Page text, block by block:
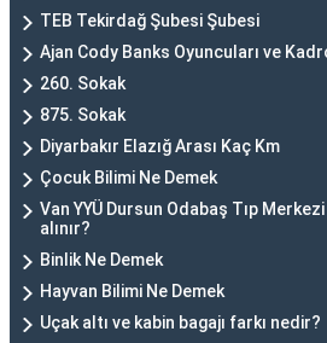
TEB Tekirdağ Şubesi Şubesi
Ajan Cody Banks Oyuncuları ve
260. Sokak
875. Sokak
Diyarbakır Elazığ Arası Kaç Km
Çocuk Bilimi Ne Demek
Van YYÜ Dursun Odabaş Tıp
alınır?
Binlik Ne Demek
Hayvan Bilimi Ne Demek
Uçak altı ve kabin bagajı farkı nedir?